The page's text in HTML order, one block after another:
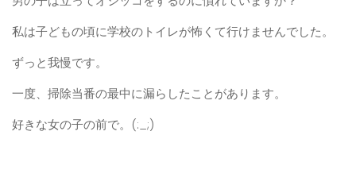
私は子どもの頃に学校のトイレが怖くて行けませんでした。
ずっと我慢です。
一度、掃除当番の最中に漏らしたことがあります。
好きな女の子の前で。(:_;)